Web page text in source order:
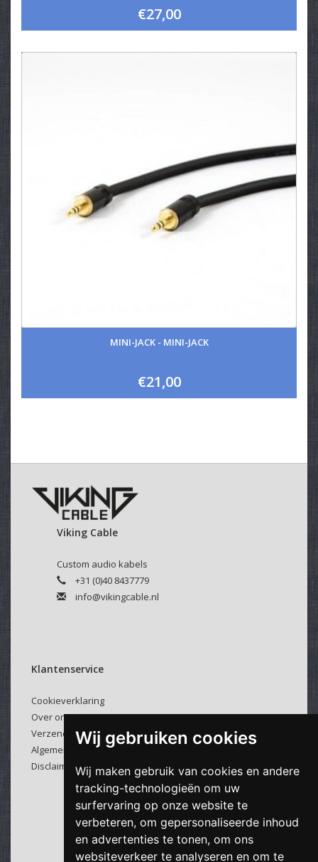
Wij gebruiken cookies
Wij maken gebruik van cookies en andere
tracking-technologieën om uw
surfervaring op onze website te
verbeteren, om gepersonaliseerde inhoud
en advertenties te tonen, om ons
websiteverkeer te analyseren en om te
€27,00
MINI-JACK - MINI-JACK
€21,00
Viking Cable
Custom audio kabels
+31 (0)40 8437779
info@vikingcable.nl
Klantenservice
Cookieverklaring
Over ons
Verzenden & retourneren
Algemene voorwaarden
Disclaimer